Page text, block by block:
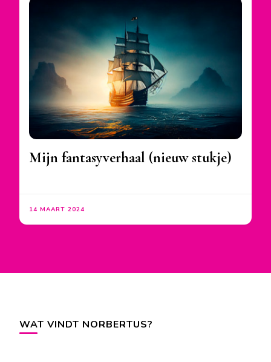
Mijn fantasyverhaal (nieuw stukje)
14 MAART 2024
WAT VINDT NORBERTUS?